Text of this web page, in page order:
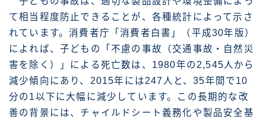
て相当程度防止できることが、各種統計によって示さ
れています。消費者庁「消費者白書」（平成30年版）
によれば、子どもの「不慮の事故（交通事故・自然災
害を除く）」による死亡数は、1980年の2,545人から
減少傾向にあり、2015年には247人と、35年間で10
分の1以下に大幅に減少しています。この長期的な改
善の背景には、チャイルドシート義務化や製品安全基